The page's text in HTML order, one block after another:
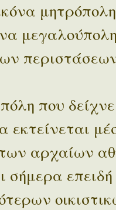
που
εκτείνεται
αρχαίων
σήμερα